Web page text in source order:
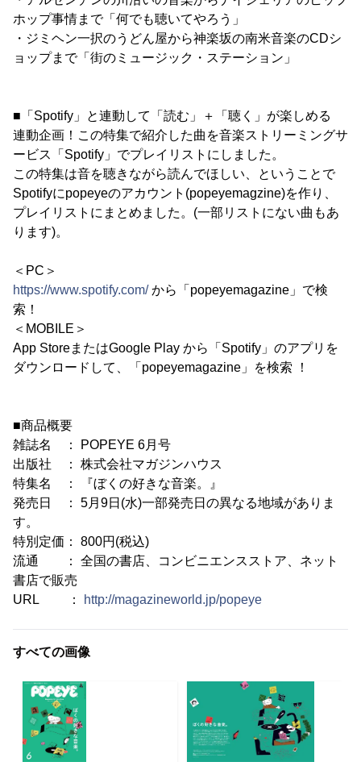
ホップ事情まで「何でも聴いてやろう」
・ジミヘン一択のうどん屋から神楽坂の南米音楽のCDシ
ョップまで「街のミュージック・ステーション」
■「Spotify」と連動して「読む」＋「聴く」が楽しめる
連動企画！この特集で紹介した曲を音楽ストリーミングサ
ービス「Spotify」でプレイリストにしました。
この特集は音を聴きながら読んでほしい、ということで
Spotifyにpopeyeのアカウント(popeyemagzine)を作り、
プレイリストにまとめました。(一部リストにない曲もあ
ります)。
＜PC＞
https://www.spotify.com/から「popeyemagazine」で検
索！
＜MOBILE＞
App StoreまたはGoogle Play から「Spotify」のアプリを
ダウンロードして、「popeyemagazine」を検索 ！
■商品概要
雑誌名 ： POPEYE 6月号
出版社 ： 株式会社マガジンハウス
特集名 ： 『ぼくの好きな音楽。』
発売日 ： 5月9日(水)一部発売日の異なる地域がありま
す。
特別定価： 800円(税込)
流通 ： 全国の書店、コンビニエンスストア、ネット
書店で販売
URL ：
http://magazineworld.jp/popeye
すべての画像